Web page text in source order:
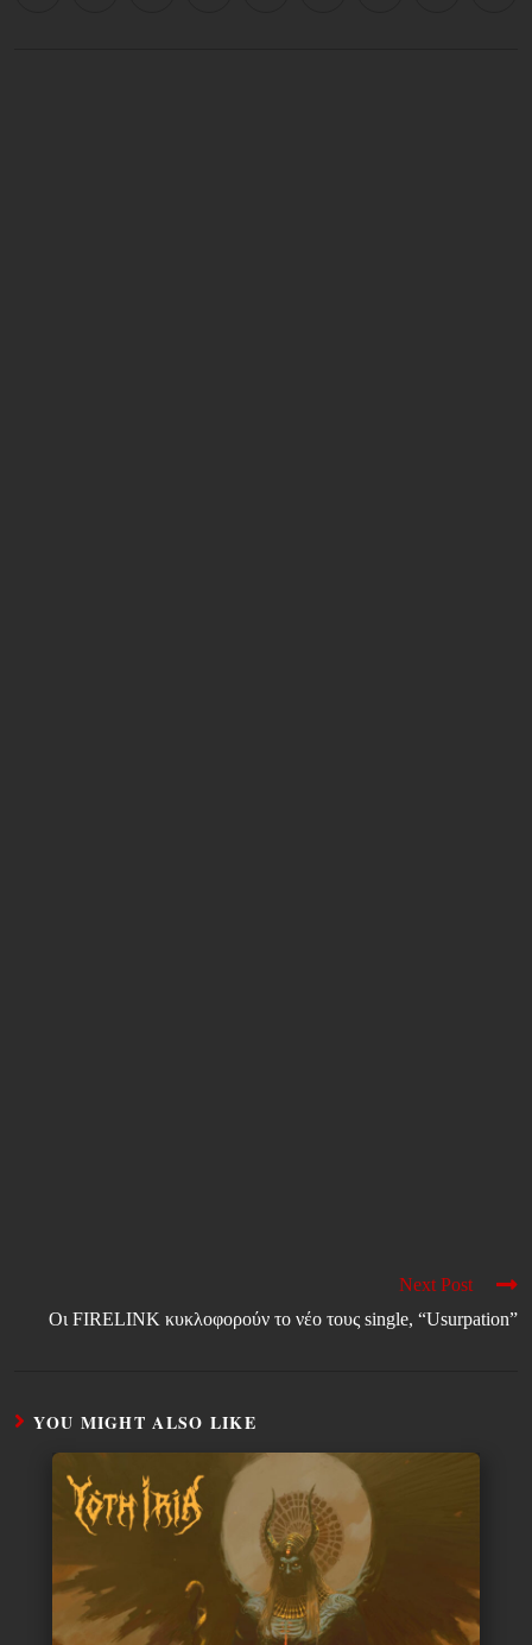
Next Post
Οι FIRELINK κυκλοφορούν το νέο τους single, “Usurpation”
YOU MIGHT ALSO LIKE